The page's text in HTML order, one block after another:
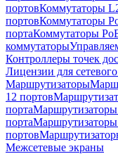
портовКоммутаторы
портовКоммутаторы
портаКоммутаторы
коммутаторы
Контроллеры точек
Лицензии для
Маршрутизаторы
12 портов
портаМаршрутизаторы
портаМаршрутизаторы
портов
Межсетевые экраны